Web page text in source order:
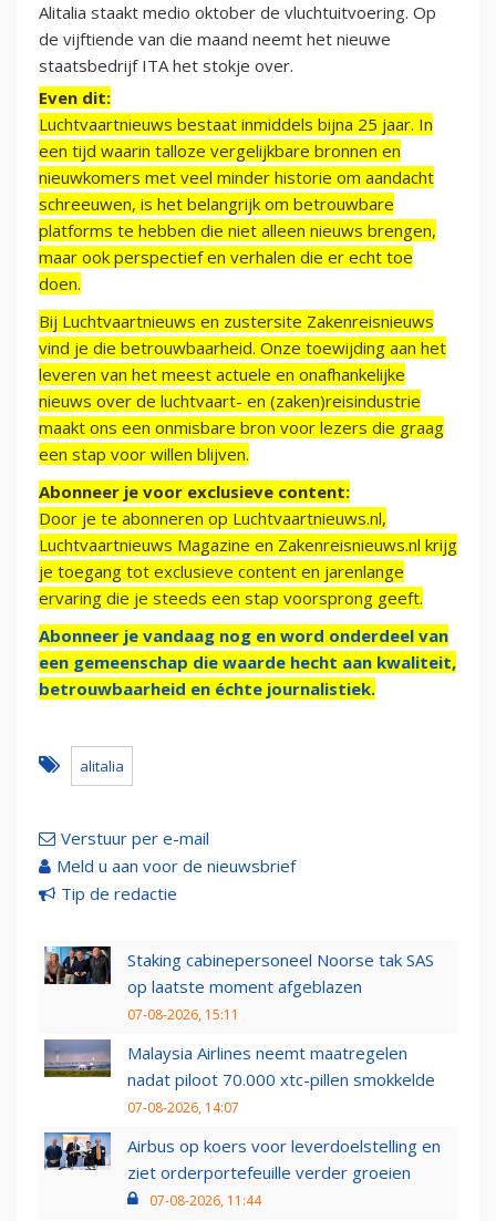
Alitalia staakt medio oktober de vluchtuitvoering. Op
de vijftiende van die maand neemt het nieuwe
staatsbedrijf ITA het stokje over.
Even dit:
Luchtvaartnieuws bestaat inmiddels bijna 25 jaar. In
een tijd waarin talloze vergelijkbare bronnen en
nieuwkomers met veel minder historie om aandacht
schreeuwen, is het belangrijk om betrouwbare
platforms te hebben die niet alleen nieuws brengen,
maar ook perspectief en verhalen die er echt toe
doen.
Bij Luchtvaartnieuws en zustersite Zakenreisnieuws
vind je die betrouwbaarheid. Onze toewijding aan het
leveren van het meest actuele en onafhankelijke
nieuws over de luchtvaart- en (zaken)reisindustrie
maakt ons een onmisbare bron voor lezers die graag
een stap voor willen blijven.
Abonneer je voor exclusieve content:
Door je te abonneren op Luchtvaartnieuws.nl,
Luchtvaartnieuws Magazine en Zakenreisnieuws.nl krijg
je toegang tot exclusieve content en jarenlange
ervaring die je steeds een stap voorsprong geeft.
Abonneer je vandaag nog en word onderdeel van
een gemeenschap die waarde hecht aan kwaliteit,
betrouwbaarheid en échte journalistiek.
alitalia
Verstuur per e-mail
Meld u aan voor de nieuwsbrief
Tip de redactie
Staking cabinepersoneel Noorse tak SAS
op laatste moment afgeblazen
07-08-2026, 15:11
Malaysia Airlines neemt maatregelen
nadat piloot 70.000 xtc-pillen smokkelde
07-08-2026, 14:07
Airbus op koers voor leverdoelstelling en
ziet orderportefeuille verder groeien
07-08-2026, 11:44